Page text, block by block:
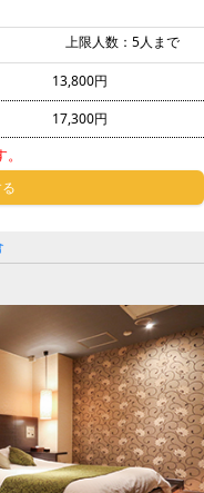
上限人数：5人まで
13,800円
17,300円